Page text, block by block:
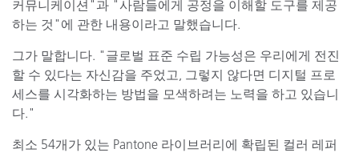
커뮤니케이션"과 "사람들에게 공정을 이해할 도구를 제공
하는 것"에 관한 내용이라고 말했습니다.
그가 말합니다. "글로벌 표준 수립 가능성은 우리에게 전진
할 수 있다는 자신감을 주었고, 그렇지 않다면 디지털 프로
세스를 시각화하는 방법을 모색하려는 노력을 하고 있습니
다."
최소 54개가 있는 Pantone 라이브러리에 확립된 컬러 레퍼